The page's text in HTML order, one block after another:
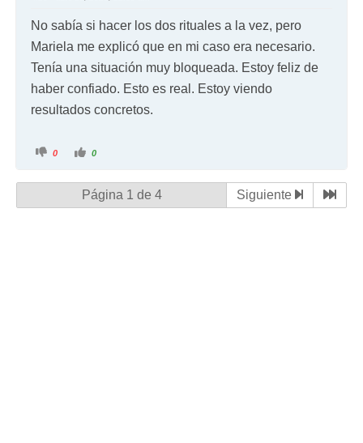
No sabía si hacer los dos rituales a la vez, pero
Mariela me explicó que en mi caso era necesario.
Tenía una situación muy bloqueada. Estoy feliz de
haber confiado. Esto es real. Estoy viendo
resultados concretos.
0 0
Página 1 de 4 Siguiente